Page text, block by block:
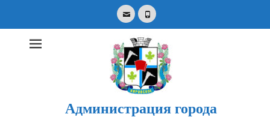
EmailPhone
Администрация города